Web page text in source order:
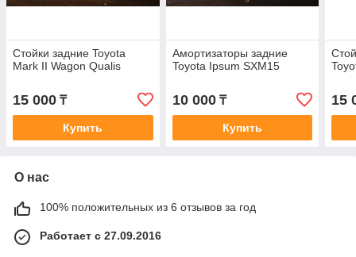
Стойки задние Toyota
Mark II Wagon Qualis
15 000 ₸
Купить
Амортизаторы задние
Toyota Ipsum SXM15
10 000₸
Купить
15
О нас
100% положительных из 6 отзывов за год
Работает с 27.09.2016